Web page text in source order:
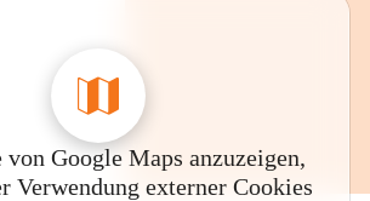
Google Maps anzuzeigen,
Verwendung externer Cookies